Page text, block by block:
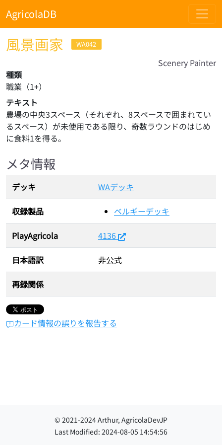
AgricolaDB
風景画家 WA042
Scenery Painter
種類
職業 （1+）
テキスト
農場の中央3スペース（それぞれ、8スペースで囲まれてい
るスペース）が未使用である限り、奇数ラウンドのはじめ
に食料1を得る。
メタ情報
デッキ WAデッキ
収録製品 ベルギーデッキ
PlayAgricola 4136
日本語訳 非公式
再録関係
カード情報の誤りを報告する
© 2021-2024Arthur, AgricolaDevJP
Last Modified: 2024-08-05 14:54:56